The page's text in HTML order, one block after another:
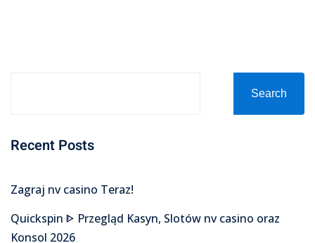
Search
Recent Posts
Zagraj nv casino Teraz!
Quickspin ᐈ Przegląd Kasyn, Slotów nv casino oraz
Konsol 2026